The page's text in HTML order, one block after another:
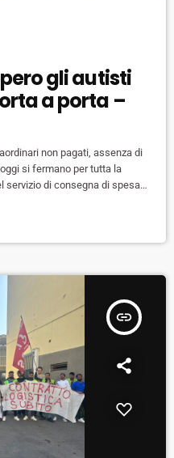
gli autisti
a porta –
non pagati, assenza di
si fermano per tutta la
servizio di consegna di spesa a
sono stati organizzati
Porcari (LU) e Livorno. "Per
insert_link